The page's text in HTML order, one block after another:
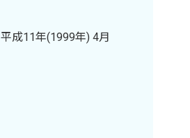
平成11年(1999年) 4月